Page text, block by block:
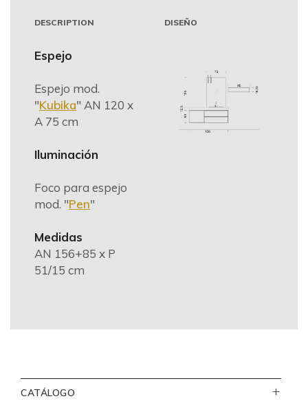
DESCRIPTION
Espejo
Espejo mod.
"Kubika" AN 120 x
A 75 cm
Iluminación
Foco para espejo
mod. "Pen"
Medidas
AN 156+85 x P
51/15 cm
DISEÑO
CATÁLOGO